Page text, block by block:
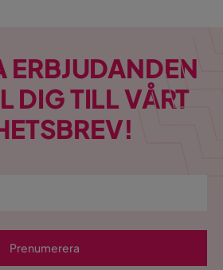
ERBJUDANDEN
DIG TILL VÅRT
Prenumerera